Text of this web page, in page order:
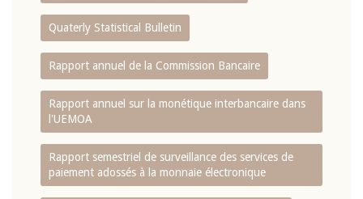
Quaterly Statistical Bulletin
Rapport annuel de la Commission Bancaire
Rapport annuel sur la monétique interbancaire dans
l'UEMOA
Rapport semestriel de surveillance des services de
paiement adossés à la monnaie électronique